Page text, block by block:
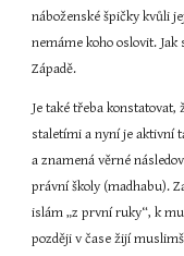
náboženské špičky kvůli
nemáme koho oslovit.
Západě.
Je také třeba
staletími a nyní je aktivní
a znamená věrné
právní školy (madhabu).
islám „z první ruky“, k
později v čase žijí